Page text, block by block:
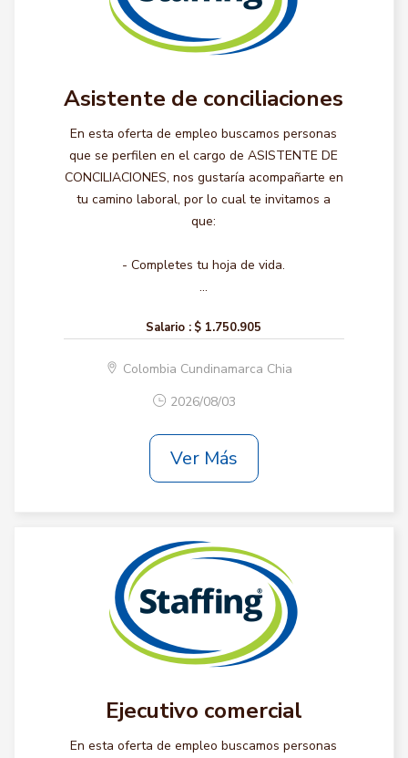
Asistente de conciliaciones
En esta oferta de empleo buscamos personas
que se perfilen en el cargo de ASISTENTE DE
CONCILIACIONES, nos gustaría acompañarte en
tu camino laboral, por lo cual te invitamos a
que:
- Completes tu hoja de vida.
...
Salario : $ 1.750.905
Colombia Cundinamarca Chia
2026/08/03
Ver Más
Ejecutivo comercial
En esta oferta de empleo buscamos personas